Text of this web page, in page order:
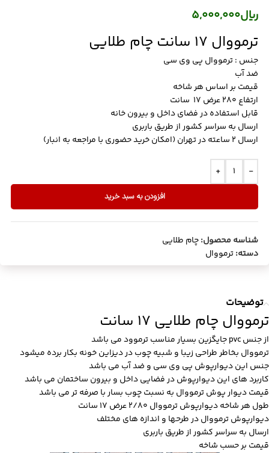
ریال5,000,000
ترمووال 17 سانت چام طلایی
جنس : ترمووال پی وی سی
ضد آب
قیمت بر اساس هر شاخه
ارتفاع 280 عرض 17 سانت
قابل استفاده در فضای داخل و بیرون خانه
ارسال به سراسر کشور از طریق باربری
ارسال 2 ساعته در تهران (امکان خرید حضوری با مراجعه به انبار)
-
+
افزودن به سبد خرید
شناسه محصول:چام طلایی
دسته:ترمووال
توضیحات
ترمووال چام طلایی 17 سانت
از جنس pvc جایگزین بسیار مناسب ترموود می باشد
ترمووال بخاطر طراحی زیبا و شبیه چوب در دیزاین خونه بکار برده میشود
جنس این دیوارپوش پی وی سی و ضد آب می باشد
کاربرد های این دیوارپوش در فضایی داخل و بیرون ساختمان می باشد
قیمت دیوار پوش ترمووال به نسبت چوب بسار با صرفه تر می باشد
طول هر شاخه دیوارپوش ترمووال 2/80 عرض 17 سانت
دیوارپوش ترمووال در طرحها و اندازه های مختلف
ارسال به سراسر کشور از طریق باربری
قیمت بر حسب شاخه